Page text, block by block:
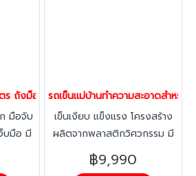
ถังม็อบ ถังถูพื้น ถังม็อปติดล้อ ถังทำความส
มือจับ
บมือ มี
ม่ต้อง
รถเข็นแม่บ้านทำความสะอาดสำหรั
เข็นเงียบ แข็งแรง โครงสร้าง
ผลิตจากพลาสติกวิศวกรรม มี
ความยืดหยุ่น ถุงผ้า ผลิตจาก
PVC หนา ล้างทำความสะอาด
฿9,990